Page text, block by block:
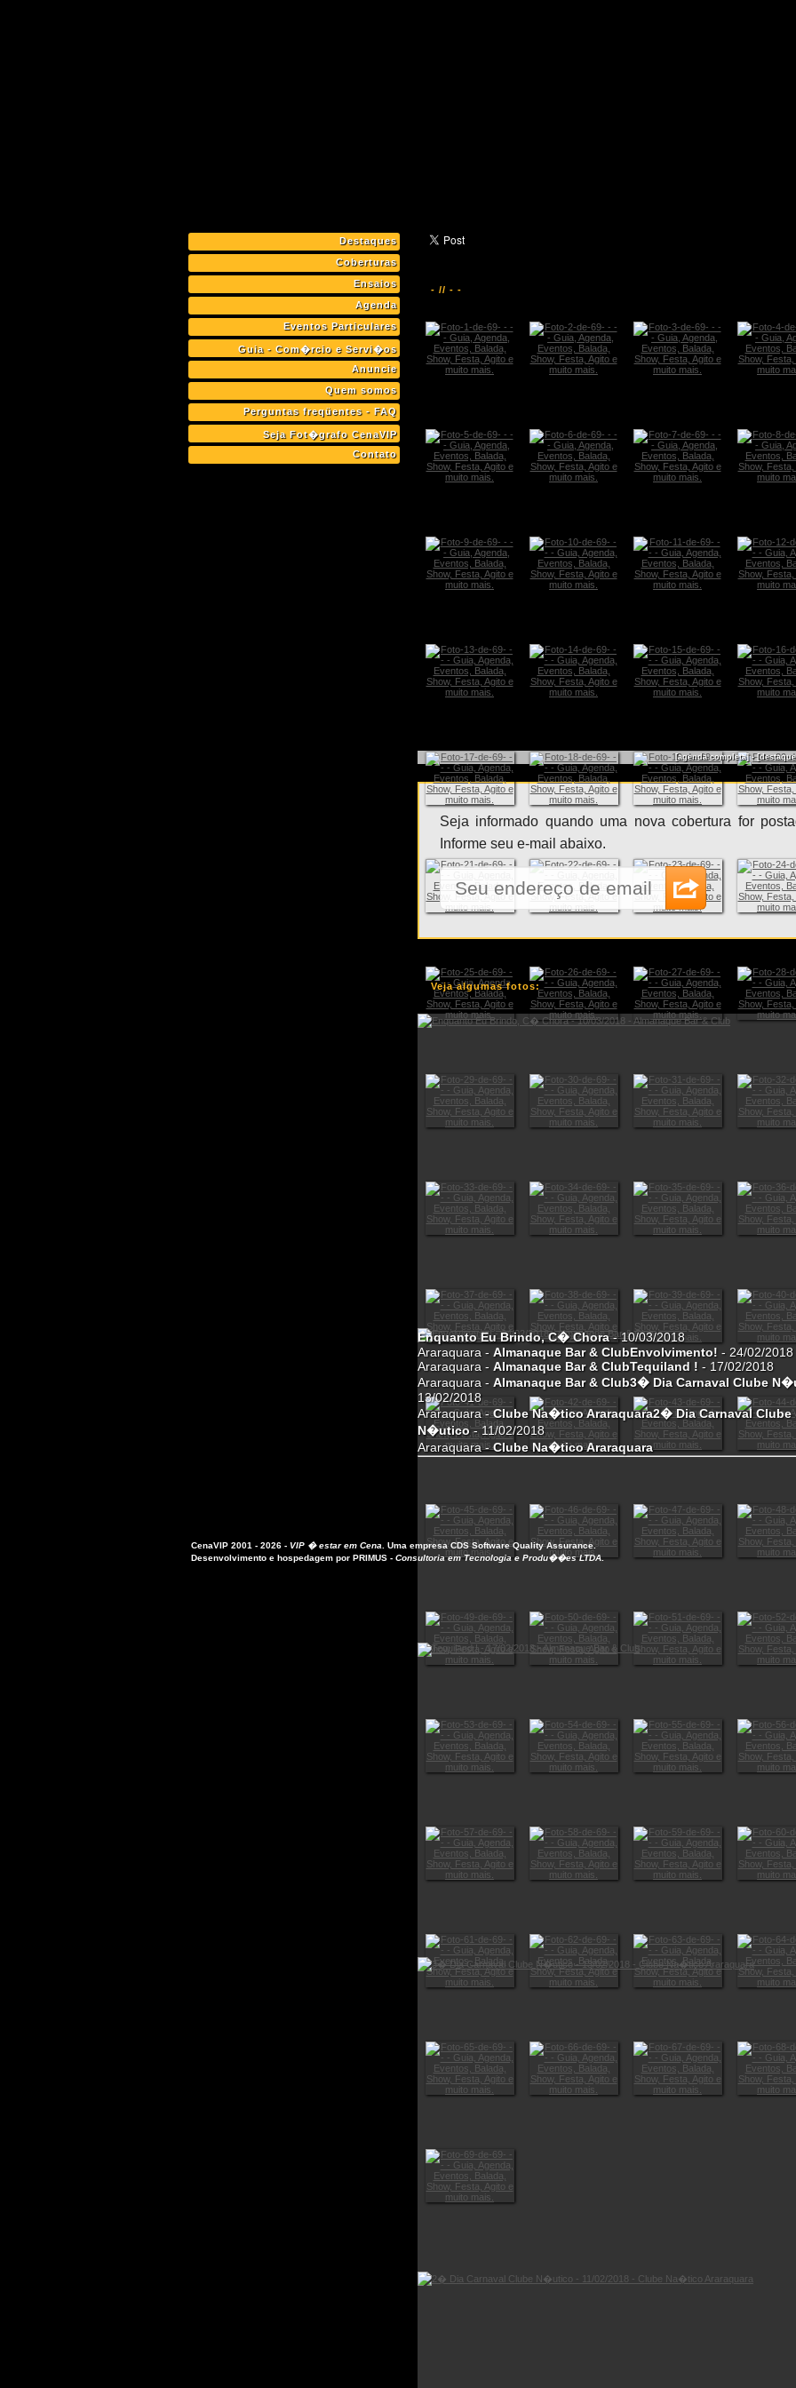
Destaques
Coberturas
Ensaios
Agenda
Eventos Particulares
Guia - Com�rcio e Servi�os
Anuncie
Quem somos
Perguntas freqüentes - FAQ
Seja Fot�grafo CenaVIP
Contato
- // - -
[agenda completa]-
Seja informado quando uma nova cobertura for
Informe seu e-mail abaixo.
Veja algumas fotos:
Enquanto Eu Brindo, C� Chora- 10/03/2018
Araraquara - Almanaque Bar & ClubEnvolvimento! - 24/02/2018
Araraquara - Almanaque Bar & ClubTequiland ! - 17/02/2018
Araraquara - Almanaque Bar & Club3� Dia Carnaval Clube
13/02/2018
Araraquara -Clube Na�tico Araraquara2� Dia Carnaval Clube
N�utico- 11/02/2018
Araraquara -Clube Na�tico Araraquara
CenaVIP 2001 - 2026 - VIP � estar em Cena Uma empresaCDS Software Quality Assurance.
Desenvolvimento e hospedagem por PRIMUS - Consultoria em Tecnologia e Produ��es LTDA.